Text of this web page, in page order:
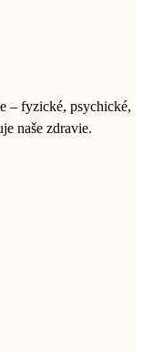
– fyzické, psychické,
naše zdravie.